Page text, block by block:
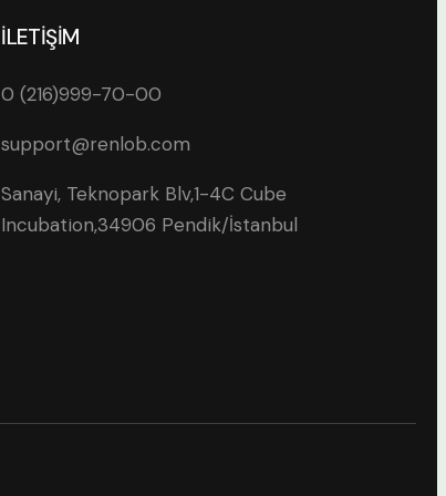
İLETİŞİM
0 (216)999-70-00
support@renlob.com
Sanayi, Teknopark Blv,1-4C Cube
Incubation,34906 Pendik/İstanbul